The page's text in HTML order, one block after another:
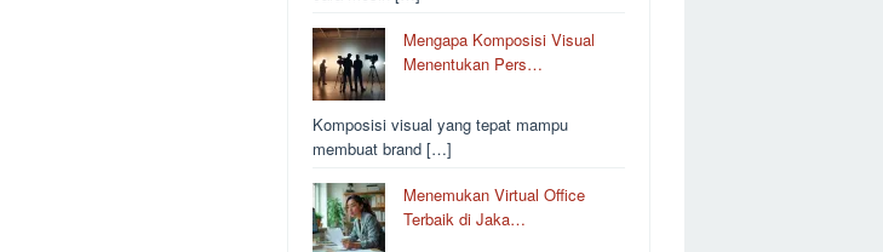
Mengapa Komposisi Visual
Menentukan Pers…
Komposisi visual yang tepat mampu
membuat brand […]
Menemukan Virtual Office
Terbaik di Jaka…